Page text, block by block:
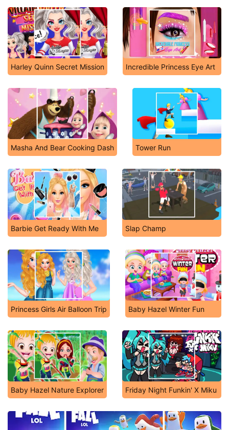
Harley Quinn Secret Mission Incredible Princess Eye Art
Masha And Bear Cooking Dash Tower Run
Barbie Get Ready With Me Slap Champ
Princess Girls Air Balloon Trip Baby Hazel Winter Fun
Baby Hazel Nature Explorer Friday Night Funkin' X Miku